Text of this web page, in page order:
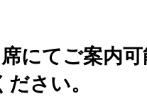
にてご案内
さい。